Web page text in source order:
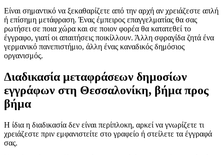
Είναι σημαντικό να ξεκαθαρίζετε από την αρχή αν χρειάζεστε απλή
ή επίσημη μετάφραση. Ένας έμπειρος επαγγελματίας θα σας
ρωτήσει σε ποια χώρα και σε ποιον φορέα θα κατατεθεί το
έγγραφο, γιατί οι απαιτήσεις ποικίλλουν. Άλλη σφραγίδα ζητά ένα
γερμανικό πανεπιστήμιο, άλλη ένας καναδικός δημόσιος
οργανισμός.
Διαδικασία μεταφράσεων δημοσίων
εγγράφων στη Θεσσαλονίκη, βήμα προς
βήμα
Η ίδια η διαδικασία δεν είναι περίπλοκη, αρκεί να γνωρίζετε τι
χρειάζεστε πριν εμφανιστείτε στο γραφείο ή στείλετε τα έγγραφά
σας.